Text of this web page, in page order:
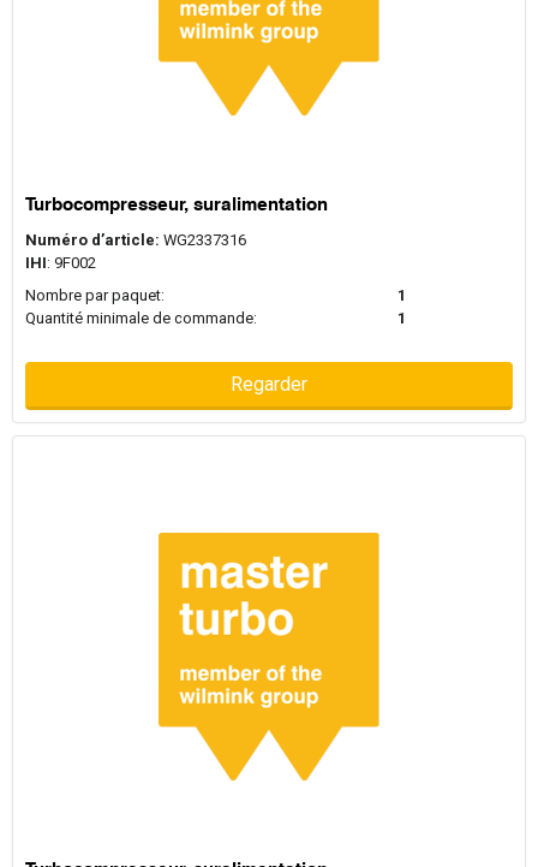
Turbocompresseur, suralimentation
Numéro d’article: WG2337316
IHI: 9F002
Nombre par paquet:
1
Quantité minimale de commande:
1
Regarder